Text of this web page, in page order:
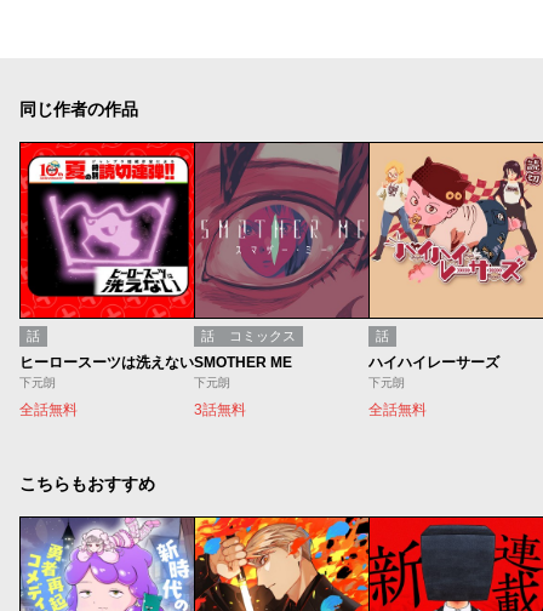
同じ作者の作品
話
ヒーロースーツは洗えない
下元朗
全話無料
話 コミックス
SMOTHER ME
下元朗
3話無料
話
ハイハイレーサーズ
下元朗
全話無料
こちらもおすすめ